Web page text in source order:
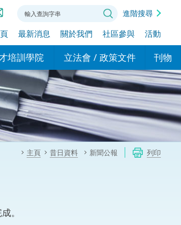
(印尼語)
進階搜尋
最新消息 關於我們 社區參與 活動
培訓學院
能力建設項
立法會 / 政策文件
現行政策措施
政策文件
特別財務委員會
刊物
基本
粵港
民事
主頁 昔日資料 新聞公報 列印
。